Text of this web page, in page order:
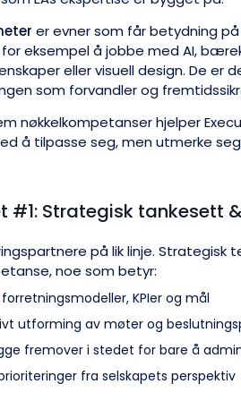
er evner som får betydning
eksempel å jobbe med AI,
eller visuell design. De er
som forvandler og
nøkkelkompetanser hjelper
å tilpasse seg, men utmerke
#1: Strategisk tankesett
på lik linje. Strategisk
noe som betyr:
KPIer og mål
utforming av møter og
fremover i stedet for bare å
fra selskapets perspektiv